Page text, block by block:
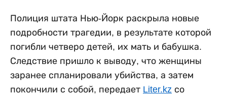
Полиция штата Нью-Йорк раскрыла новые
подробности трагедии, в результате которой
погибли четверо детей, их мать и бабушка.
Следствие пришло к выводу, что женщины
заранее спланировали убийства, а затем
покончили с собой, передает Liter.kz со